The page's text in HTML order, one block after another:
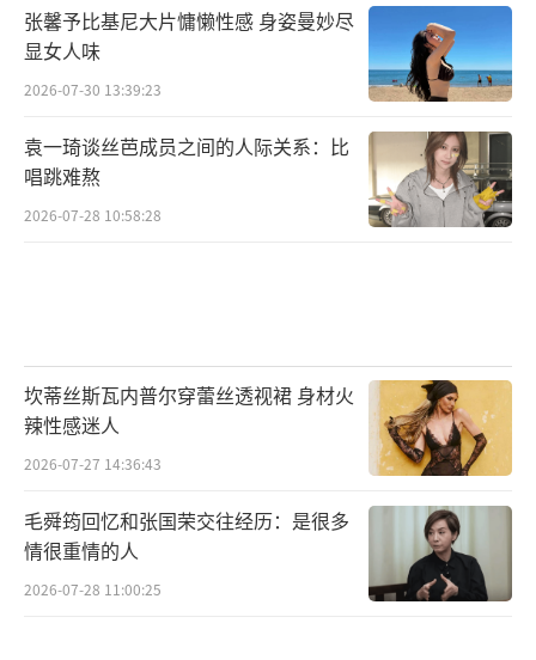
张馨予比基尼大片慵懒性感 身姿曼妙尽
显女人味
2026-07-30 13:39:23
袁一琦谈丝芭成员之间的人际关系：比
唱跳难熬
2026-07-28 10:58:28
坎蒂丝斯瓦内普尔穿蕾丝透视裙 身材火
辣性感迷人
2026-07-27 14:36:43
毛舜筠回忆和张国荣交往经历：是很多
情很重情的人
2026-07-28 11:00:25